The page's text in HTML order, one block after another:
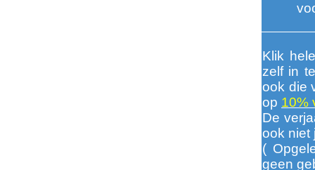
Klik
zelf in
ook die
op 10%
De
ook niet
(
geen